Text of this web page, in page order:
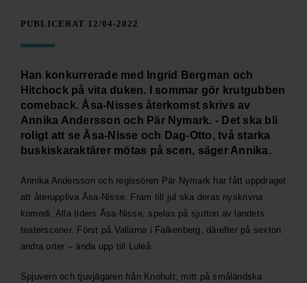
PUBLICERAT 12/04-2022
Han konkurrerade med Ingrid Bergman och
Hitchock på vita duken. I sommar gör krutgubben
comeback. Åsa-Nisses återkomst skrivs av
Annika Andersson och Pär Nymark. - Det ska bli
roligt att se Åsa-Nisse och Dag-Otto, två starka
buskiskaraktärer mötas på scen, säger Annika.
Annika Anderssonoch regissören Pär Nymark har fått uppdraget
att återuppliva Åsa-Nisse. Fram till jul ska deras nyskrivna
komedi, Alla tiders Åsa-Nisse, spelas på sjutton av landets
teaterscener. Först på Vallarna i Falkenberg, därefter på sexton
andra orter – ända upp till Luleå.
Spjuvern och tjuvjägaren från Knohult, mitt påsmåländska